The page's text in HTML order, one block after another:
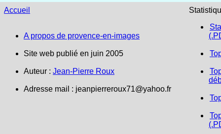
Accueil
A propos de provence-en-images
Site web publié en juin 2005
Auteur : Jean-Pierre Roux
Adresse mail : jeanpierreroux71@yahoo.fr